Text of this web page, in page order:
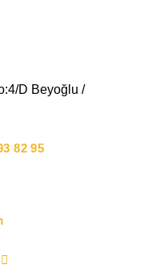
D Beyoğlu /
82 95